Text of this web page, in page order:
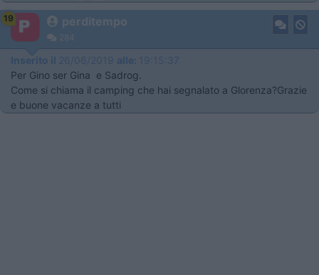
19 perditempo
284
Inserito il 26/06/2019 alle: 19:15:37
Per Gino ser Gina e Sadrog.
Come si chiama il camping che hai segnalato a Glorenza?Grazie
e buone vacanze a tutti